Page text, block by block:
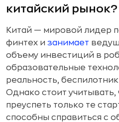
китайский рынок?
Китай — мировой лидер
финтех и занимает
объему инвестиций в
образовательные
реальность,
Однако стоит учитывать,
преуспеть только те
способны справиться с